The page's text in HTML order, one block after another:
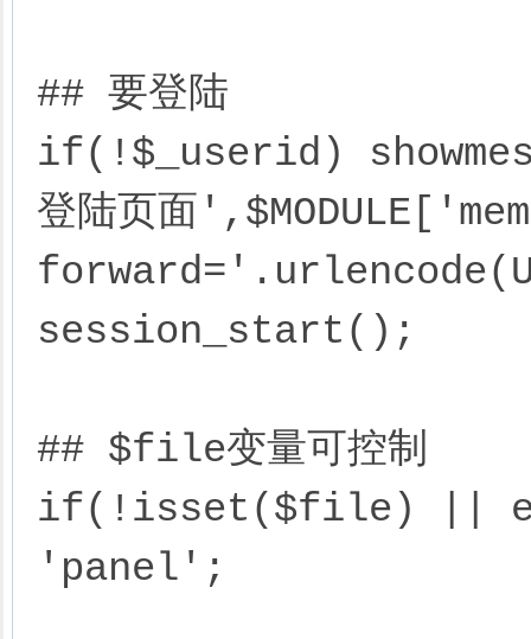
## 要登陆
if(!$_userid)
登陆页面
session_start();
## $file变量可控制
if(!isset($file) ||
'panel';